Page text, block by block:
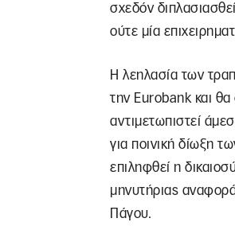
σχεδόν
ούτε μία
Η λεηλασία των
την Eurobank και θα
αντιμετωπιστεί
για ποινική δίωξη
επιληφθεί η
μηνυτήριας
Πάγου.